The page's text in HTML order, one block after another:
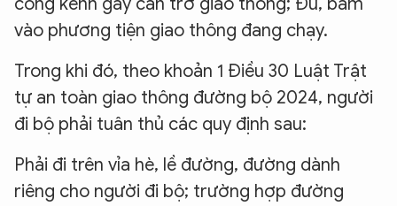
vào phương tiện giao thông đang chạy.
Trong khi đó, theo khoản 1 Điều 30 Luật Trật
tự an toàn giao thông đường bộ 2024, người
đi bộ phải tuân thủ các quy định sau:
Phải đi trên vỉa hè, lề đường, đường dành
riêng cho người đi bộ; trường hợp đường